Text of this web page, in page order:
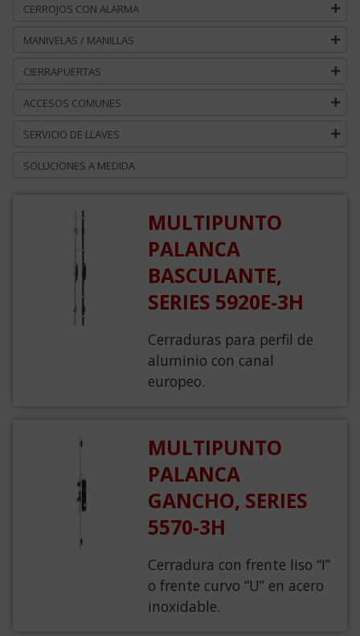
CERROJOS CON ALARMA
MANIVELAS / MANILLAS
CIERRAPUERTAS
ACCESOS COMUNES
SERVICIO DE LLAVES
SOLUCIONES A MEDIDA
MULTIPUNTO
PALANCA
BASCULANTE,
SERIES 5920E-3H
Cerraduras para perfil de
aluminio con canal
europeo.
MULTIPUNTO
PALANCA
GANCHO, SERIES
5570-3H
Cerradura con frente liso “I”
o frente curvo “U” en acero
inoxidable.